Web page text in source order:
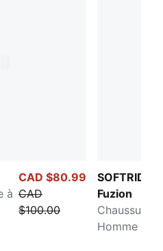
à
CAD $80.99
CAD
$100.00
SOFTRIDE
Fuzion
Chaussures
Homme